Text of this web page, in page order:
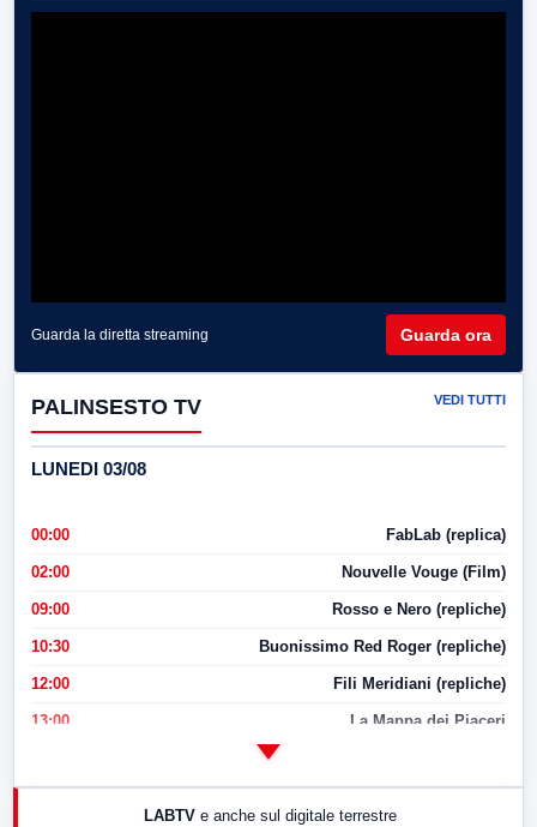
Guarda la diretta streaming Guarda ora
PALINSESTO TV VEDI TUTTI
LUNEDI 03/08
00:00 FabLab (replica)
02:00 Nouvelle Vouge (Film)
09:00 Rosso e Nero (repliche)
10:30 Buonissimo Red Roger (repliche)
12:00 Fili Meridiani (repliche)
13:00 La Mappa dei Piaceri
LABTV e anche sul digitale terrestre